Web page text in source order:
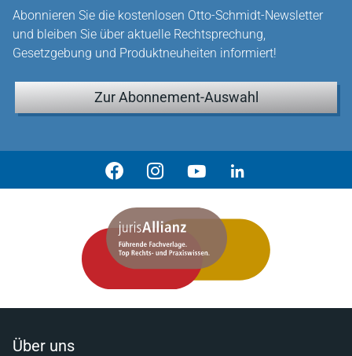
Abonnieren Sie die kostenlosen Otto-Schmidt-Newsletter
und bleiben Sie über aktuelle Rechtsprechung,
Gesetzgebung und Produktneuheiten informiert!
Zur Abonnement-Auswahl
Über uns